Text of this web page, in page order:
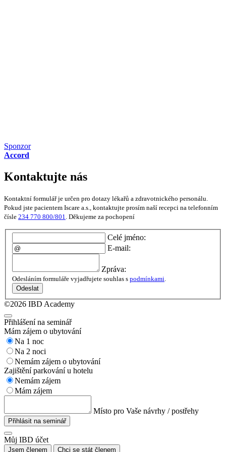
Sponzor
Accord
Kontaktujte nás
Kontaktní formulář je určen pro dotazy lékařů a zdravotnického personálu.
Pokud jste pacientem Iscare a.s., kontaktujte prosím naší recepci na telefonním
čísle 234 770 800/801 . Děkujeme za pochopení
Celé jméno:
E-mail:
Zpráva:
Odesláním formuláře vyjadřujete souhlas s podmínkami.
Odeslat
©2026 IBD Academy
Přihlášení na seminář
Mám zájem o ubytování
Na 1 noc
Na 2 noci
Nemám zájem o ubytování
Zajištění parkování u hotelu
Nemám zájem
Mám zájem
Místo pro Vaše návrhy / postřehy
Přihlásit na seminář
Můj IBD účet
Jsem členem Chci se stát členem